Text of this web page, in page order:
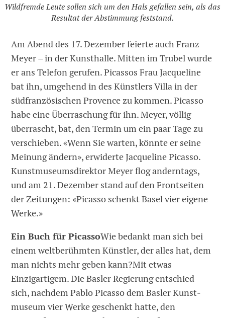
Wildfremde Leute sollen sich um den Hals gefallen sein, als das
Resultat der Abstimmung feststand.
Am Abend des 17. Dezember feierte auch Franz
Meyer – in der Kunsthalle. Mitten im Trubel wurde
er ans Telefon gerufen. Picassos Frau Jacqueline
bat ihn, umgehend in des Künstlers Villa in der
südfranzösischen Provence zu kommen. Picasso
habe eine Überraschung für ihn. Meyer, völlig
überrascht, bat, den Termin um ein paar Tage zu
verschieben. «Wenn Sie warten, könnte er seine
Meinung ändern», erwiderte Jacqueline Picasso.
Kunstmuseumsdirektor Meyer flog anderntags,
und am 21. Dezember stand auf den Frontseiten
der Zeitungen: «Picasso schenkt Basel vier eigene
Werke.»
Ein Buch für PicassoWie bedankt man sich bei
einem weltberühmten Künstler, der alles hat, dem
man nichts mehr geben kann?Mit etwas
Einzigartigem. Die Basler Regierung entschied
sich, nachdem Pablo Picasso dem Basler Kunst­
museum vier Werke geschenkt hatte, den